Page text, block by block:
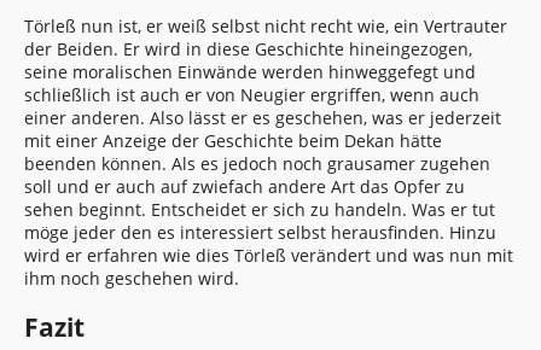
Törleß nun ist, er weiß selbst nicht recht wie, ein Vertrauter
der Beiden. Er wird in diese Geschichte hineingezogen,
seine moralischen Einwände werden hinweggefegt und
schließlich ist auch er von Neugier ergriffen, wenn auch
einer anderen. Also lässt er es geschehen, was er jederzeit
mit einer Anzeige der Geschichte beim Dekan hätte
beenden können. Als es jedoch noch grausamer zugehen
soll und er auch auf zwiefach andere Art das Opfer zu
sehen beginnt. Entscheidet er sich zu handeln. Was er tut
möge jeder den es interessiert selbst herausfinden. Hinzu
wird er erfahren wie dies Törleß verändert und was nun mit
ihm noch geschehen wird.
Fazit